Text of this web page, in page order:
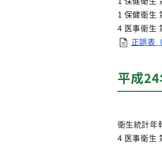
1 保健衛生
4 医事衛生
正誤表
平成
衛生統計年
4 医事衛生